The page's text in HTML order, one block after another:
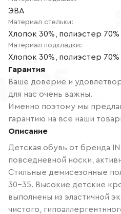
ЭВА
Материал стельки:
Хлопок 30%, полиэстер 70%
Материал подкладки:
Хлопок 30%, полиэстер 70%
Гарантия
Ваше доверие и
для нас очень важны.
Именно поэтому мы
гарантию на все наши
Описание
Детская обувь от бренда
повседневной носки,
Стильные демисезонные
30-35. Высокие детские
выполнены из эластичной
чистого,